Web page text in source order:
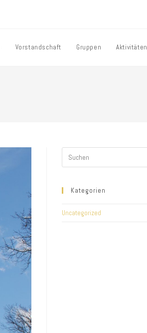
Vorstandschaft Gruppen Aktivitäten
Kategorien
Uncategorized